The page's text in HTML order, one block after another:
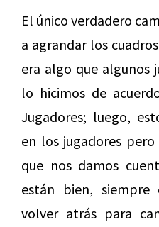
El único verdadero
a agrandar los
era algo que algunos
lo hicimos de
Jugadores; luego,
en los jugadores
que nos damos
están bien, siempre
volver atrás para